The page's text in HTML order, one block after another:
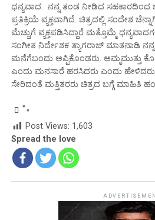
ಧನ್ಯವಾದ. ನನ್ನ ತಂಡ ನೀಡಿದ ಸಹಕಾರದಿಂದ
ಪ್ರತಿಕ್ರಿಯೆ ವ್ಯಕ್ತವಾಗಿದೆ‌.‌ ಚಿತ್ರದಲ್ಲಿ ಸಂದೇಶ
ಮೆಚ್ಚುಗೆ ವ್ಯಕ್ತಪಡಿಸಿದ್ದಾರೆ ಮತ್ತೊಮ್ಮೆ
ಸಂಗೀತ ನಿರ್ದೇಶಕ ತ್ಯಾಗರಾಜ್ ಮಾತನಾಡಿ
ಮನೆಗೆಬಂದು ಅಪ್ಪಿಕೊಂಡರು. ಅಮ್ಮ‌ಮುತ್ತು
ಎಂದು ಮನಸಾರೆ ಹರಸಿದರು ಎಂದು
ಸೇರಿದಂತೆ ಮತ್ತಿತರರು ಚಿತ್ರದ ಬಗ್ಗೆ ಮಾಹಿತಿ
Post Views: 1,603
Spread the love